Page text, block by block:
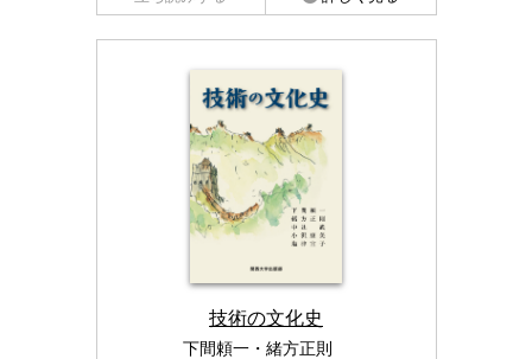
技術の文化史
下間頼一・緒方正則